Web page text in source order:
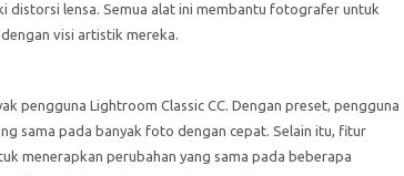
distorsi lensa. Semua alat ini membantu fotografer untuk
visi artistik mereka.
pengguna Lightroom Classic CC. Dengan preset, pengguna
sama pada banyak foto dengan cepat. Selain itu, fitur
menerapkan perubahan yang sama pada beberapa